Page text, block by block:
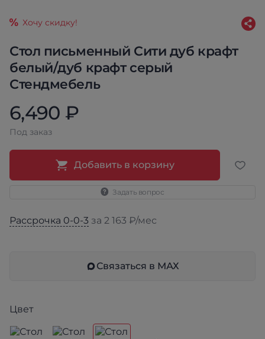
Стол письменный Сити дуб крафт
белый/дуб крафт серый
Стендмебель
Хочу скидку!
6,490 ₽
Под заказ
Добавить в корзину
Задать вопрос
Рассрочка 0-0-3 за 2 163 ₽/мес
Связаться в МАХ
Цвет